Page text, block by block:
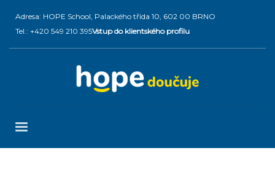
Adresa: HOPE School, Palackého třída 10, 602 00 BRNO
Tel.: +420 549 210 395Vstup do klientského profilu